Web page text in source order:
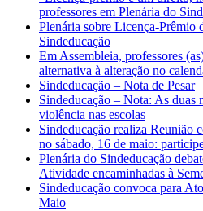
professores em Plenária do
Plenária sobre Licença-Prêmio
Sindeducação
Em Assembleia, professores
alternativa à alteração no
Sindeducação – Nota de Pesar
Sindeducação – Nota: As duas
violência nas escolas
Sindeducação realiza Reunião
no sábado, 16 de maio:
Plenária do Sindeducação
Atividade encaminhadas à
Sindeducação convoca para
Maio